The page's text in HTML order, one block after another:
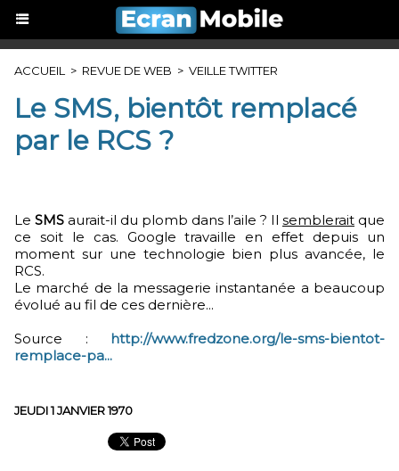
ACCUEIL > REVUE DE WEB > VEILLE TWITTER
Le SMS, bientôt remplacé
par le RCS ?
Le SMS aurait-il du plomb dans l’aile ? Il semblerait que
ce soit le cas. Google travaille en effet depuis un
moment sur une technologie bien plus avancée, le
RCS.
Le marché de la messagerie instantanée a beaucoup
évolué au fil de ces dernière...
Source : http://www.fredzone.org/le-sms-bientot-
remplace-pa...
JEUDI 1 JANVIER 1970